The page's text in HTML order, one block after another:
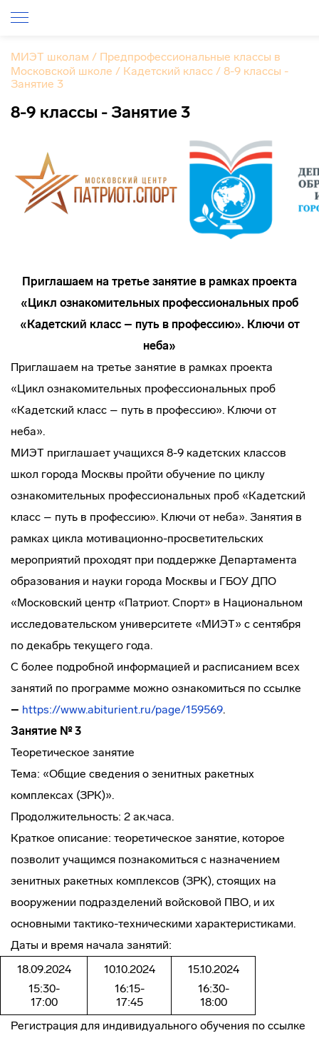
МИЭТ школам / Предпрофессиональные классы в
Московской школе / Кадетский класс / 8-9 классы -
Занятие 3
8-9 классы - Занятие 3
Приглашаем на третье занятие в рамках проекта
«Цикл ознакомительных профессиональных проб
«Кадетский класс – путь в профессию». Ключи от
неба»
Приглашаем на третье занятие в рамках проекта
«Цикл ознакомительных профессиональных проб
«Кадетский класс – путь в профессию». Ключи от
неба».
МИЭТ приглашает учащихся 8-9 кадетских классов
школ города Москвы пройти обучение по циклу
ознакомительных профессиональных проб «Кадетский
класс – путь в профессию». Ключи от неба». Занятия в
рамках цикла мотивационно-просветительских
мероприятий проходят при поддержке Департамента
образования и науки города Москвы и ГБОУ ДПО
«Московский центр «Патриот. Спорт» в Национальном
исследовательском университете «МИЭТ» с сентября
по декабрь текущего года.
С более подробной информацией и расписанием всех
занятий по программе можно ознакомиться по ссылке
– https://www.abiturient.ru/page/159569.
Занятие № 3
Теоретическое занятие
Тема: «Общие сведения о зенитных ракетных
комплексах (ЗРК)».
Продолжительность: 2 ак.часа.
Краткое описание: теоретическое занятие, которое
позволит учащимся познакомиться с назначением
зенитных ракетных комплексов (ЗРК), стоящих на
вооружении подразделений войсковой ПВО, и их
основными тактико-техническими характеристиками.
Даты и время начала занятий:
18.09.2024
15:30-
17:00
10.10.2024
16:15-
17:45
15.10.2024
16:30-
18:00
Регистрация для индивидуального обучения по ссылке